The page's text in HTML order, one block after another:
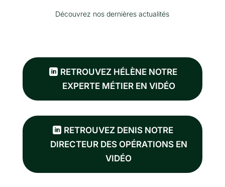
Découvrez nos dernières actualités
RETROUVEZ HÉLÈNE NOTRE
EXPERTE MÉTIER EN VIDÉO
RETROUVEZ DENIS NOTRE
DIRECTEUR DES OPÉRATIONS EN
VIDÉO